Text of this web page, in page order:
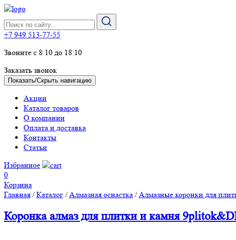
+7 949 513-77-55
Звоните с 8:10 до 18:10
Заказать звонок
Показать/Скрыть навигацию
Акции
Каталог товаров
О компании
Оплата и доставка
Контакты
Статьи
Избранное
0
Корзина
Главная /Каталог /Алмазная оснастка /Алмазные коронки для
Коронка алмаз для плитки и камня